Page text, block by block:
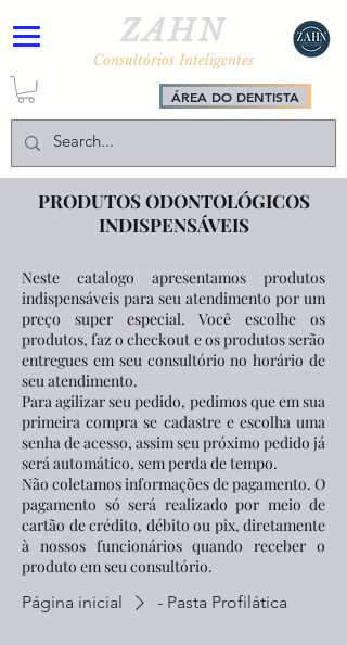
ZAHN
ÁREA DO DENTISTA
Consultórios Inteligentes
PRODUTOS ODONTOLÓGICOS
INDISPENSÁVEIS
Neste catalogo apresentamos produtos
indispensáveis para seu atendimento por um
preço super especial. Você escolhe os
produtos, faz o checkout e os produtos serão
entregues em seu consultório no horário de
seu atendimento.
Para agilizar seu pedido, pedimos que em sua
primeira compra se cadastre e escolha uma
senha de acesso, assim seu próximo pedido já
será automático, sem perda de tempo.
Não coletamos informações de pagamento. O
pagamento só será realizado por meio de
cartão de crédito, débito ou pix, diretamente
à nossos funcionários quando receber o
produto em seu consultório.
Página inicial
- Pasta Profilática